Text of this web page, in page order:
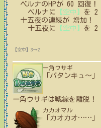
ベルナの HPが 60 回復！
ベルナ に 【空中】 を 2
十五夜の連続が 増加！
十五夜に 【空中】 を 2
【空中】3→2
一角ウサギ
「バタンキュ〜」
一角ウサギは戦線を離脱！
カカオマル
「カオカオ……